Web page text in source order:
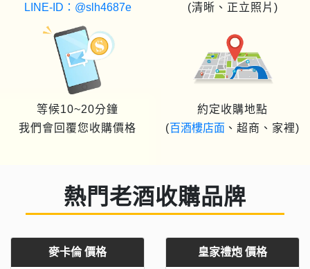
LINE-ID：@slh4687e
(清晰、正立照片)
等候10~20分鐘
我們會回覆您收購價格
約定收購地點
(百酒樓店面 、超商、家裡)
熱門老酒收購品牌
麥卡倫 價格 皇家禮炮 價格